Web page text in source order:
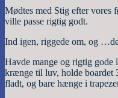
Mødtes med Stig efter vores
ville passe rigtig godt.
Ind igen, riggede om, og
Havde mange og rigtig gode
krænge til luv, holde boardet
fladt, og bare hænge i